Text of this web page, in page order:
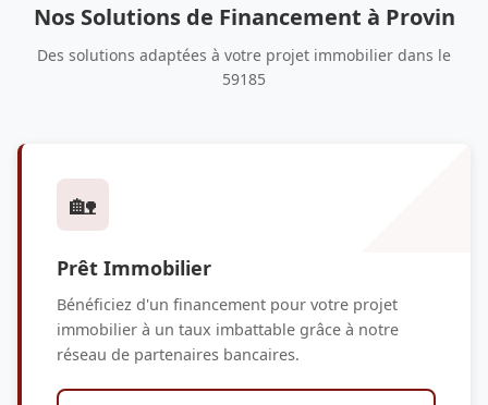
Nos Solutions de Financement à Provin
Des solutions adaptées à votre projet immobilier dans le
59185
🏡
Prêt Immobilier
Bénéficiez d'un financement pour votre projet
immobilier à un taux imbattable grâce à notre
réseau de partenaires bancaires.